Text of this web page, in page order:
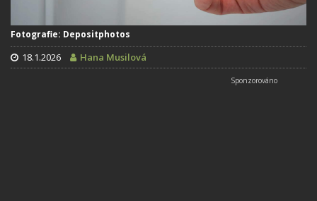
Fotografie: Depositphotos
18.1.2026 Hana Musilová